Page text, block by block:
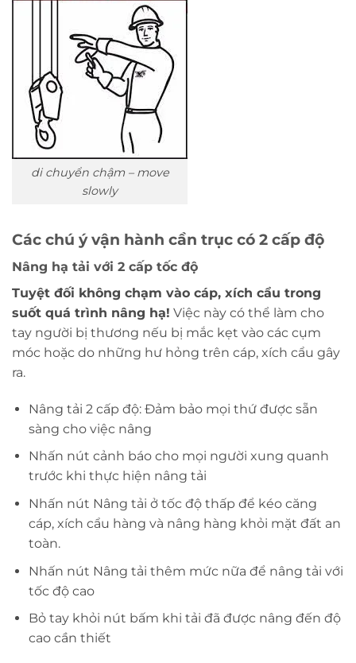
di chuyển chậm – move
slowly
Các chú ý vận hành cần trục có 2 cấp độ
Nâng hạ tải với 2 cấp tốc độ
Tuyệt đối không chạm vào cáp, xích cẩu trong
suốt quá trình nâng hạ! Việc này có thể làm cho
tay người bị thương nếu bị mắc kẹt vào các cụm
móc hoặc do những hư hỏng trên cáp, xích cẩu gây
ra.
Nâng tải 2 cấp độ: Đảm bảo mọi thứ được sẵn
sàng cho việc nâng
Nhấn nút cảnh báo cho mọi người xung quanh
trước khi thực hiện nâng tải
Nhấn nút Nâng tải ở tốc độ thấp để kéo căng
cáp, xích cẩu hàng và nâng hàng khỏi mặt đất an
toàn.
Nhấn nút Nâng tải thêm mức nữa để nâng tải với
tốc độ cao
Bỏ tay khỏi nút bấm khi tải đã được nâng đến độ
cao cần thiết